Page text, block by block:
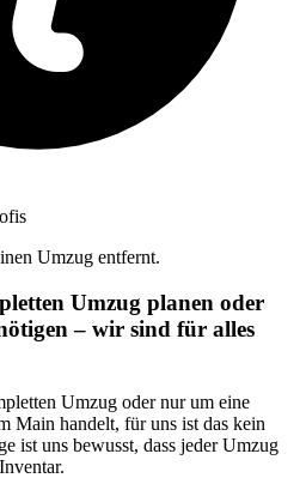
Umzug entfernt.
Umzug planen oder
– wir sind für alles
Umzug oder nur um eine
Main handelt, für uns ist das kein
ist uns bewusst, dass jeder Umzug